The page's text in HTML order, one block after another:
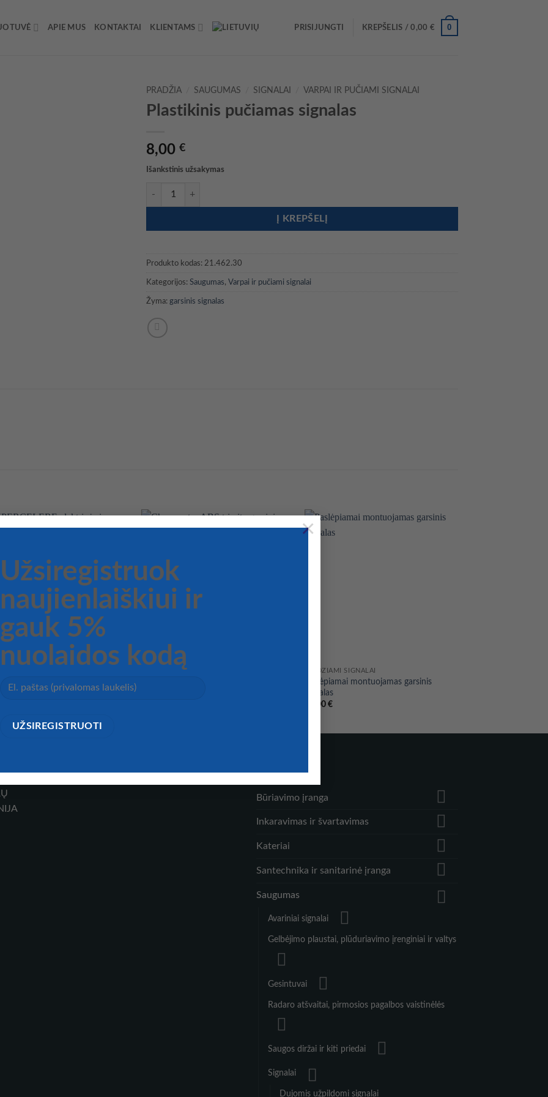
Užsiregistruok
naujienlaiškiui ir
gauk 5%
nuolaidos kodą
×
APIE MUS KONTAKTAI KLIENTAMS PRISIJUNGTI KREPŠELIS /0,00 € 0
PRADŽIA SAUGUMAS SIGNALAI VARPAI IR PUČIAMI SIGNALAI
Plastikinis pučiamas signalas
8,00 €
Išankstinis užsakymas
produkto kiekis: Plastikinis pučiamas signalas
Į KREPŠELĮ
Produkto kodas: 21.462.30
Kategorijos: Saugumas, Varpai ir pučiami signalai
Žyma: garsinis signalas
elektrinė sirena
ĮLEIDŽIAMI SIGNALAI
Paslėpiamai montuojamas garsinis
signalas
39,00 €
Būriavimo įranga
Inkaravimas ir švartavimas
Kateriai
Santechnika ir sanitarinė įranga
Saugumas
Avariniai signalai
Gelbėjimo plaustai, plūduriavimo įrenginiai ir valtys
Gesintuvai
Radaro atšvaitai, pirmosios pagalbos vaistinėlės
Saugos diržai ir kiti priedai
Signalai
Dujomis užpildomi signalai